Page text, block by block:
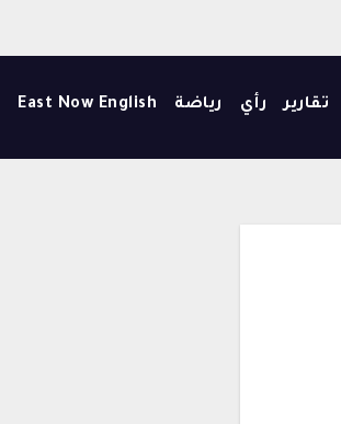
تقارير رأي رياضة East Now English